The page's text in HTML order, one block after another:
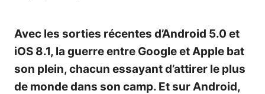
Avec les sorties récentes d’Android 5.0 et
iOS 8.1, la guerre entre Google et Apple bat
son plein, chacun essayant d’attirer le plus
de monde dans son camp. Et sur Android,